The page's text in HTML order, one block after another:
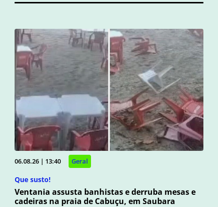
06.08.26 | 13:40 Geral
Que susto!
Ventania assusta banhistas e derruba mesas e
cadeiras na praia de Cabuçu, em Saubara